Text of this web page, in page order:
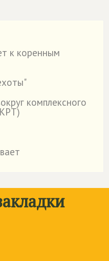
к коренным
комплексного